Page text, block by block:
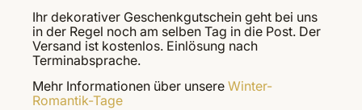
Ihr dekorativer Geschenkgutschein geht bei uns
in der Regel noch am selben Tag in die Post. Der
Versand ist kostenlos. Einlösung nach
Terminabsprache.
Mehr Informationen über unsere Winter-
Romantik-Tage